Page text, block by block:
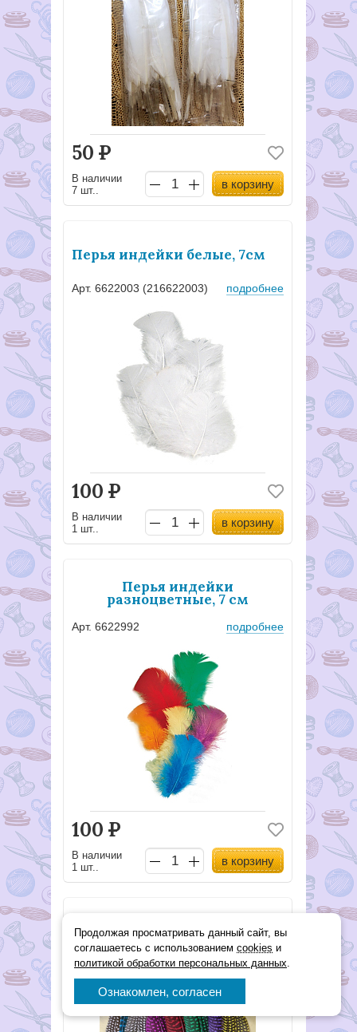
50 Р
В наличии
7 шт..
в корзину
Перья индейки белые, 7см
Арт. 6622003 (216622003) подробнее
100 Р
В наличии
1 шт..
в корзину
Перья индейки
разноцветные, 7 см
Арт. 6622992 подробнее
100 Р
В наличии
1 шт..
в корзину
перья индейки, 8шт, 20 см
Арт. подробнее
Продолжая просматривать данный сайт, вы
соглашаетесь с использованием cookies и
политикой обработки персональных данных.
Ознакомлен, согласен